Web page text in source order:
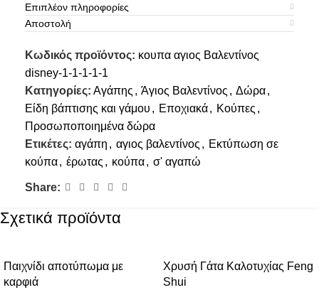
Επιπλέον πληροφορίες
Αποστολή
Κωδικός προϊόντος: κουπα αγιος Βαλεντίνος
disney-1-1-1-1-1
Κατηγορίες: Αγάπης , Άγιος Βαλεντίνος , Δώρα,
Είδη βάπτισης και γάμου , Εποχιακά, Κούπες ,
Προσωποποιημένα δώρα
Ετικέτες: αγάπη , αγιος βαλεντίνος , Εκτύπωση σε
κούπα, έρωτας , κούπα, σ' αγαπώ
Share:
Σχετικά προϊόντα
Παιχνίδι αποτύπωμα με
καρφιά
Χρυσή Γάτα Καλοτυχίας Feng
Shui